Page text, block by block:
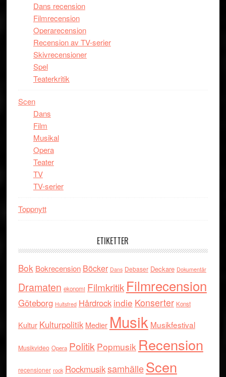
Dans recension
Filmrecension
Operarecension
Recension av TV-serier
Skivrecensioner
Spel
Teaterkritik
Scen
Dans
Film
Musikal
Opera
Teater
TV
TV-serier
Toppnytt
ETIKETTER
Bok Bokrecension Böcker Dans Debaser Deckare Dokumentär
Dramaten ekonomi Filmkritik Filmrecension
Göteborg Hultsfred Hårdrock indie Konserter Konst
Kultur Kulturpolitik Medier Musik Musikfestival
Musikvideo Opera Politik Popmusik Recension
recensioner rock RockmusiksamhälleScen